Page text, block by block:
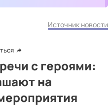
Источник новости
с героями:
на